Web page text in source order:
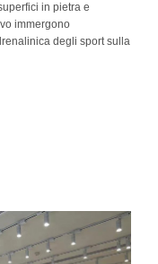
in pietra e
immergono
degli sport sulla